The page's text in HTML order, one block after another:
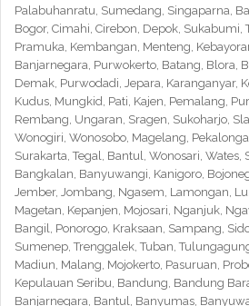
Palabuhanratu, Sumedang, Singaparna,
Bogor, Cimahi, Cirebon, Depok, Sukabumi,
Pramuka, Kembangan, Menteng,
Banjarnegara, Purwokerto, Batang, Blora,
Demak, Purwodadi, Jepara, Karanganyar,
Kudus, Mungkid, Pati, Kajen, Pemalang,
Rembang, Ungaran, Sragen, Sukoharjo,
Wonogiri, Wonosobo, Magelang,
Surakarta, Tegal, Bantul, Wonosari, Wates,
Bangkalan, Banyuwangi, Kanigoro,
Jember, Jombang, Ngasem, Lamongan,
Magetan, Kepanjen, Mojosari, Nganjuk,
Bangil, Ponorogo, Kraksaan, Sampang,
Sumenep, Trenggalek, Tuban,
Madiun, Malang, Mojokerto, Pasuruan,
Kepulauan Seribu, Bandung, Bandung
Banjarnegara, Bantul, Banyumas,